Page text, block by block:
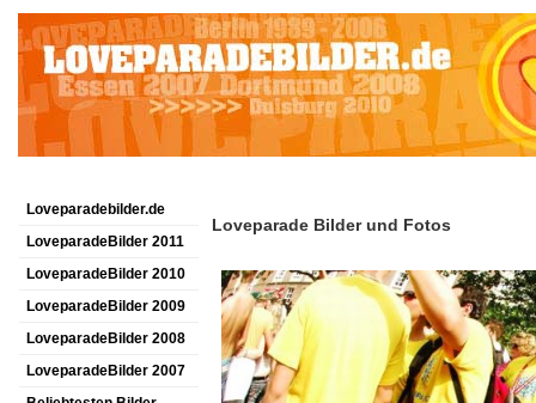
Loveparadebilder.de
LoveparadeBilder 2011
LoveparadeBilder 2010
LoveparadeBilder 2009
LoveparadeBilder 2008
LoveparadeBilder 2007
Loveparade Bilder und Fotos